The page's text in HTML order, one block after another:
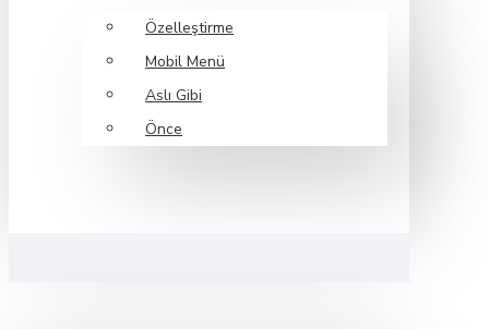
Özelleştirme
Mobil Menü
Aslı Gibi
Önce